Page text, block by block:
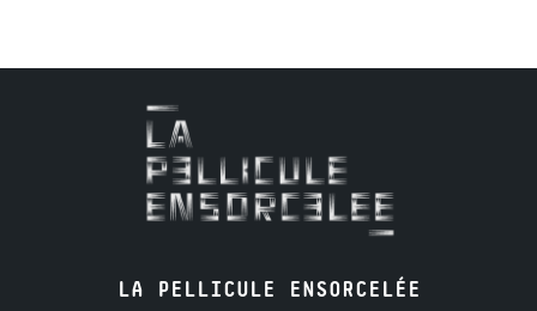
dans l’après-vérité et les fausses identités. Cela concerne
chacun d’entre nous.
LA PELLICULE ENSORCELÉE